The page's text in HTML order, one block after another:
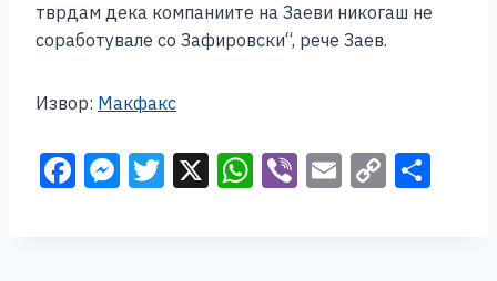
тврдам дека компаниите на Заеви никогаш не
соработувале со Зафировски“, рече Заев.
Извор: Макфакс
F M T X W Vi E C